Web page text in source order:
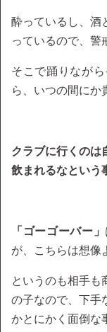
酔っているし、酒
っているので、警
そこで踊りなが
ら、いつの間にか
クラブに行くのは
飲まれるなという
「ゴーゴーバー」
が、こちらは想像
というのも相手も
の子なので、下手
かとにかく面倒な